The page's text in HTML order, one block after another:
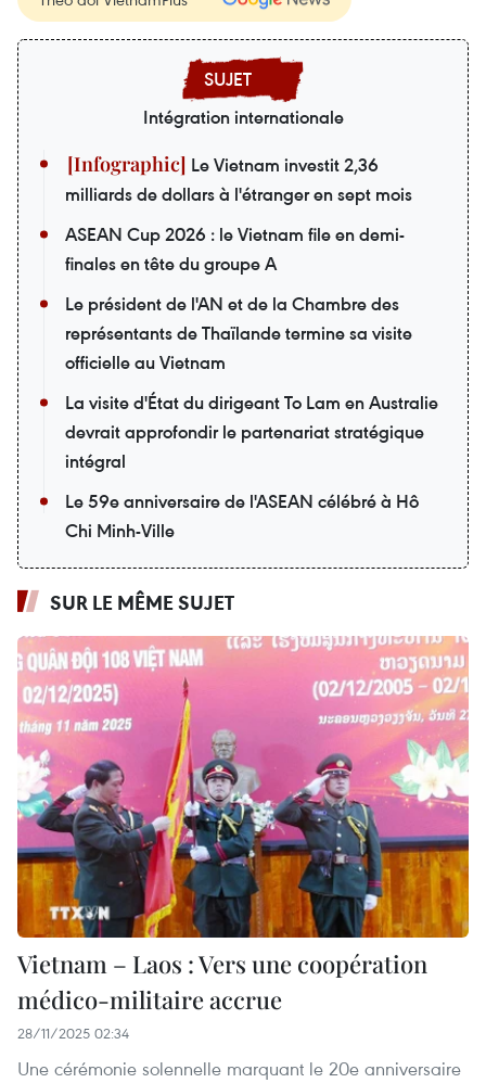
Intégration internationale
Le Vietnam investit 2,36
milliards de dollars à l'étranger en sept mois
ASEAN Cup 2026 : le Vietnam file en demi-
finales en tête du groupe A
Le président de l'AN et de la Chambre des
représentants de Thaïlande termine sa visite
officielle au Vietnam
La visite d'État du dirigeant To Lam en Australie
devrait approfondir le partenariat stratégique
intégral
Le 59e anniversaire de l'ASEAN célébré à Hô
Chi Minh-Ville
SUR LE MÊME SUJET
Vietnam – Laos : Vers une coopération
médico-militaire accrue
28/11/2025 02:34
Une cérémonie solennelle marquant le 20e anniversaire